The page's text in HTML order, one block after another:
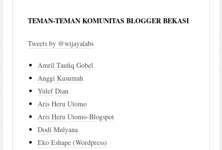
TEMAN-TEMAN KOMUNITAS BLOGGER BEKASI
Tweets by @wijayalabs
Amril Taufiq Gobel
Anggi Kusumah
Yulef Dian
Aris Heru Utomo
Aris Heru Utomo-Blogspot
Dodi Mulyana
Eko Eshape (Wordpress)